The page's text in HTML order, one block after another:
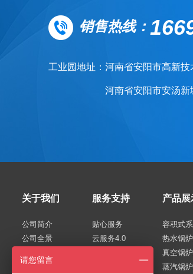
销售热线：
工业园地址： 河南省安阳市高新技
河南省安阳市安汤新
关于我们
公司简介
公司全景
技术专利
服务支持
贴心服务
云服务4.0
产品展
容积式系
热水锅
真空锅
蒸汽锅
请您留言